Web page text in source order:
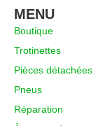
MENU
Boutique
Trotinettes
Pièces détachées
Pneus
Réparation